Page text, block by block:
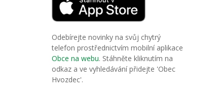
Odebírejte novinky na svůj chytrý
telefon prostřednictvím mobilní aplikace
Obce na webu. Stáhněte kliknutím na
odkaz a ve vyhledávání přidejte 'Obec
Hvozdec'.